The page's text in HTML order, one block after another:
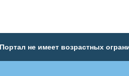
Портал не имеет возрастных